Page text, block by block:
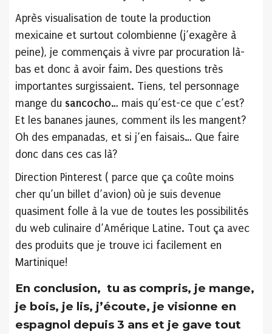
Après visualisation de toute la production
mexicaine et surtout colombienne (j’exagère à
peine), je commençais à vivre par procuration là-
bas et donc à avoir faim. Des questions très
importantes surgissaient. Tiens, tel personnage
mange du sancocho… mais qu’est-ce que c’est?
Et les bananes jaunes, comment ils les mangent?
Oh des empanadas, et si j’en faisais… Que faire
donc dans ces cas là?
Direction Pinterest ( parce que ça coûte moins
cher qu’un billet d’avion) où je suis devenue
quasiment folle à la vue de toutes les possibilités
du web culinaire d’Amérique Latine. Tout ça avec
des produits que je trouve ici facilement en
Martinique!
En conclusion, tu as compris, je mange,
je bois, je lis, j’écoute, je visionne en
espagnol depuis 3 ans et je gave tout